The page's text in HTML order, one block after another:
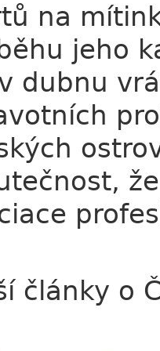
na
jeho
dubnu
články o